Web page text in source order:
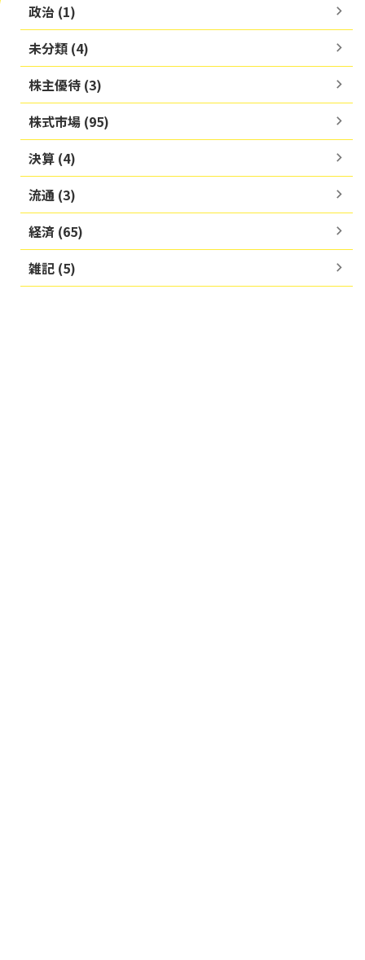
政治 (1)
未分類 (4)
株主優待 (3)
株式市場 (95)
決算 (4)
流通 (3)
経済 (65)
雑記 (5)